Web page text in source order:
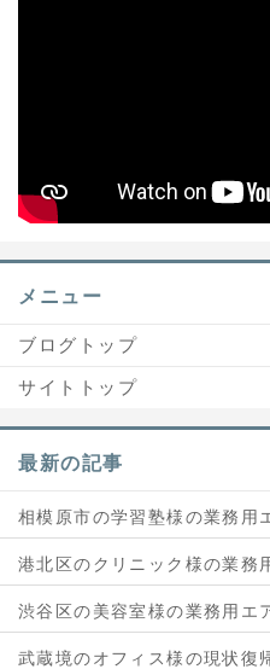
メニュー
ブログトップ
サイトトップ
最新の記事
相模原市の学習塾様の業務用
港北区のクリニック様の業務
渋谷区の美容室様の業務用エ
武蔵境のオフィス様の現状復